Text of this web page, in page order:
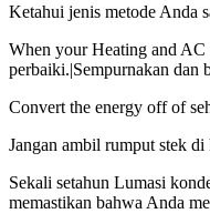
Ketahui jenis metode Anda
When your Heating and AC
perbaiki.|Sempurnakan dan
Convert the energy off of
Jangan ambil rumput stek
Sekali setahun Lumasi
memastikan bahwa Anda